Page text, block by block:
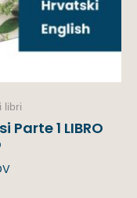
libri
1 LIBRO